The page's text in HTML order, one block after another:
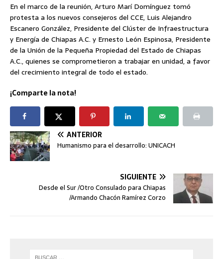
En el marco de la reunión, Arturo Marí Domínguez tomó
protesta a los nuevos consejeros del CCE, Luis Alejandro
Escanero González, Presidente del Clúster de Infraestructura
y Energía de Chiapas A.C. y Ernesto León Espinosa, Presidente
de la Unión de la Pequeña Propiedad del Estado de Chiapas
A.C., quienes se comprometieron a trabajar en unidad, a favor
del crecimiento integral de todo el estado.
¡Comparte la nota!
ANTERIOR
Humanismo para el desarrollo: UNICACH
SIGUIENTE
Desde el Sur /Otro Consulado para Chiapas
/Armando Chacón Ramírez Corzo